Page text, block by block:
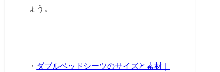
ょう。
・ ダブルベッドシーツのサイズと素材｜